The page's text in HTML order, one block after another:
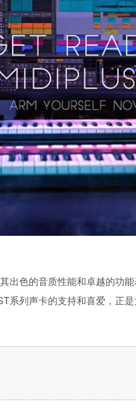
出色的音质性能和卓越的功
列声卡的支持和喜爱，正